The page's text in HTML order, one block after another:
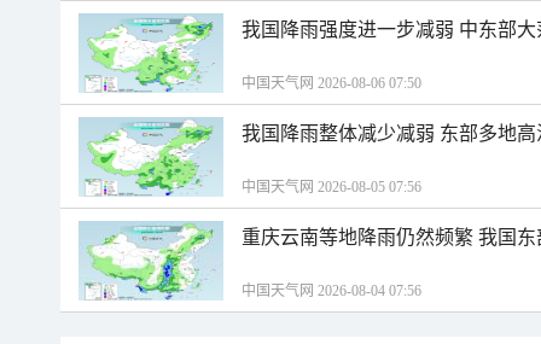
我国降雨强度进一步减弱 中东部
中国天气网 2026-08-06 07:50
我国降雨整体减少减弱 东部多地
中国天气网 2026-08-05 07:56
重庆云南等地降雨仍然频繁 我国
中国天气网 2026-08-04 07:56